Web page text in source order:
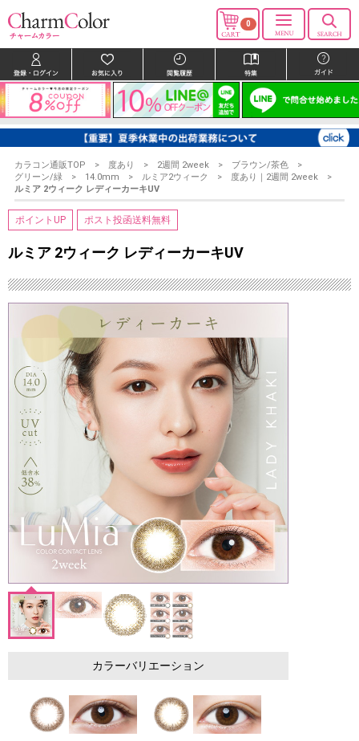
0
カラコン通販TOP 度あり 2週間 2week
ブラウン/茶色
グリーン/緑
14.0mm ルミア2ウィーク
度あり｜2週間 2week
ルミア 2ウィーク レディーカーキUV
ポイントUP ポスト投函送料無料
ルミア 2ウィーク レディーカーキUV
カラーバリエーション